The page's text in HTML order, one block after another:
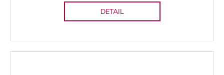
DETAIL